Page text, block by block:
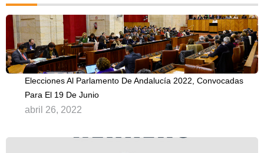
Elecciones Al Parlamento De Andalucía 2022, Convocadas
Para El 19 De Junio
abril 26, 2022